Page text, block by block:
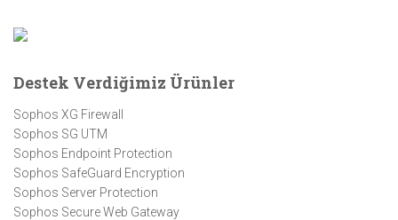
Destek Verdiğimiz Ürünler
Sophos XG Firewall
Sophos SG UTM
Sophos Endpoint Protection
Sophos SafeGuard Encryption
Sophos Server Protection
Sophos Secure Web Gateway